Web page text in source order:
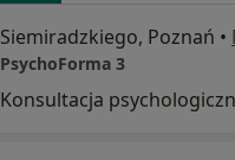
Siemiradzkiego, Poznań •
PsychoForma 3